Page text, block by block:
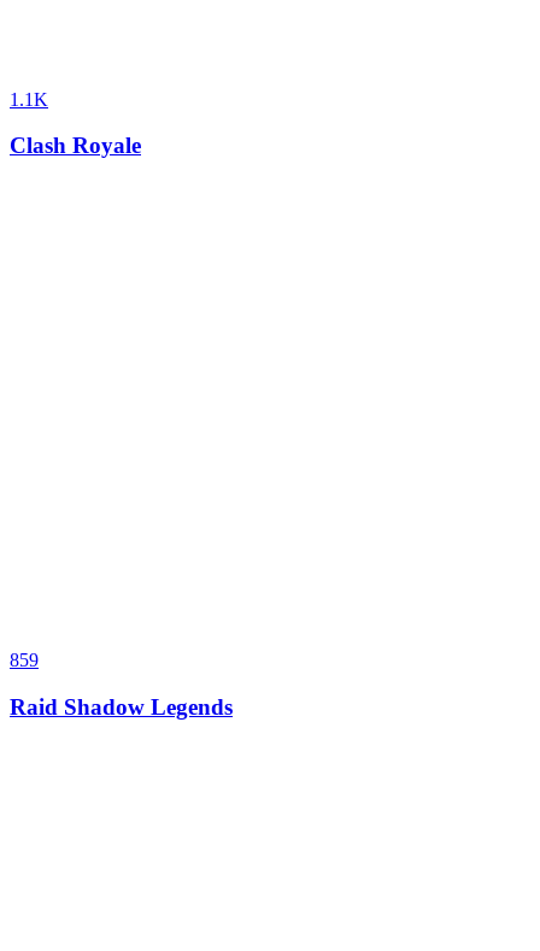
1.1K
Clash Royale
859
Raid Shadow Legends